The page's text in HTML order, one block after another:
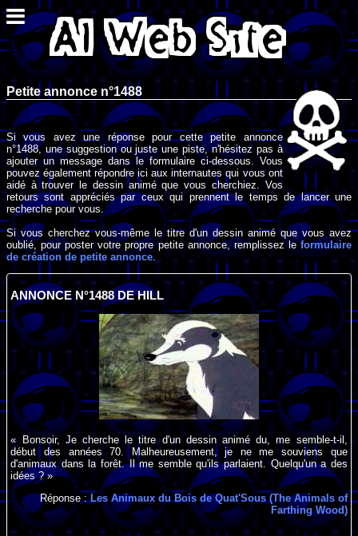
Petite annonce n°1488
Si vous avez une réponse pour cette petite annonce
n°1488, une suggestion ou juste une piste, n'hésitez pas à
ajouter un message dans le formulaire ci-dessous. Vous
pouvez également répondre ici aux internautes qui vous ont
aidé à trouver le dessin animé que vous cherchiez. Vos
retours sont appréciés par ceux qui prennent le temps de lancer une
recherche pour vous.
Si vous cherchez vous-même le titre d'un dessin animé que vous avez
oublié, pour poster votre propre petite annonce, remplissez leformulaire
de création de petite annonce .
ANNONCE N°1488 DE HILL
« Bonsoir, Je cherche le titre d'un dessin animé du, me semble-t-il,
début des années 70. Malheureusement, je ne me souviens que
d'animaux dans la forêt. Il me semble qu'ils parlaient. Quelqu'un a des
idées ? »
Réponse :Les Animaux du Bois de Quat'Sous (The Animals of
Farthing Wood)